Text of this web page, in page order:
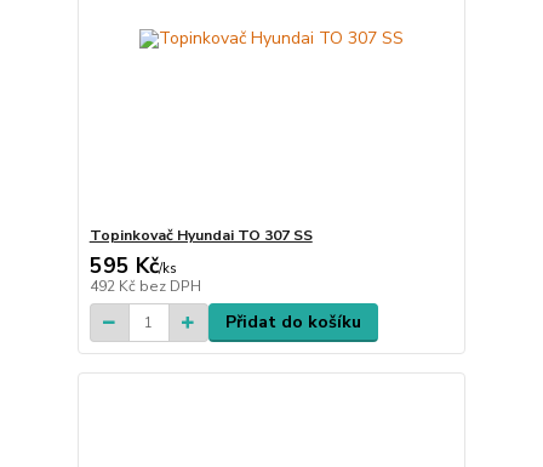
Topinkovač Hyundai TO 307 SS
595 Kč/ks
492 Kč bez DPH
Přidat do košíku